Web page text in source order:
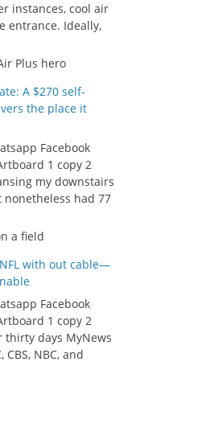
instances, cool air
entrance. Ideally,
A $270 self-
the place it
Facebook
1 copy 2
my downstairs
had 77
with out cable—
Facebook
1 copy 2
thirty days MyNews
NBC, and